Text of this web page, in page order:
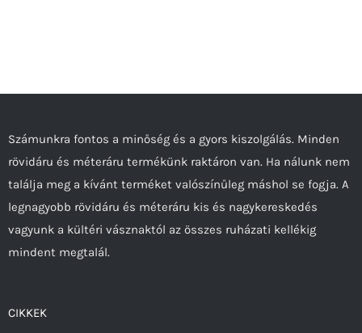
a
választhatók
ki
Számunkra fontos a minőség és a gyors kiszolgálás. Minden
rövidáru és méteráru termékünk raktáron van. Ha nálunk nem
találja meg a kívánt terméket valószínűleg máshol se fogja. A
legnagyobb rövidáru és méteráru kis és nagykereskedés
vagyunk a kültéri vásznaktól az összes ruházati kellékig
mindent megtalál.
CIKKEK